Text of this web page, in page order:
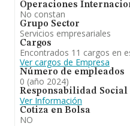
Operaciones
No constan
Grupo Sector
Servicios empresariales
Cargos
Encontrados 11 cargos en
Ver cargos de Empresa
Número de empleados
0 (año 2024)
Responsabilidad
Ver Información
Cotiza en Bolsa
NO